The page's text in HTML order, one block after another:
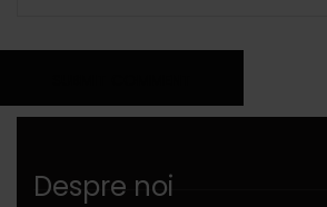
Despre noi